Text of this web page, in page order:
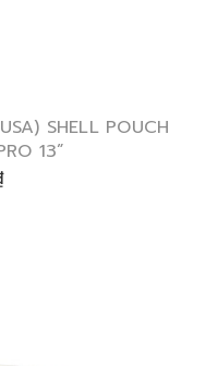
SHELL POUCH
13”